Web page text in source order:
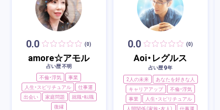
0.0 (0)
amore☆アモル
占い歴 不明
不倫・浮気
事業
人生・スピリチュアル
仕事運
出会い
家庭問題
就職・転職
復縁
0.0 (0)
Aoi・レグルス
占い歴9年
2人の未来
あなたを好きな人
キャリアアップ
不倫・浮気
事業
人生・スピリチュアル
人間関係（家族・友人）
仕事運